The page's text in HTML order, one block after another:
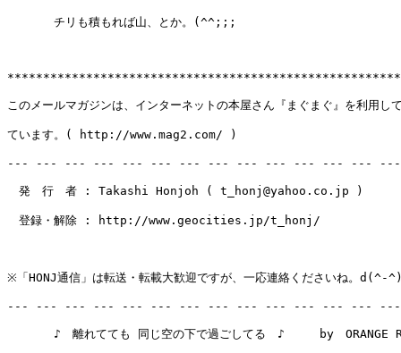
チリも積もれば山、とか。(^^;;;
このメールマガジンは、インターネットの本屋さん『まぐまぐ』を利用し
ています。( http://www.mag2.com/ )
--- --- --- --- --- --- --- --- --- --- --- --- ---
発　行　者 : Takashi Honjoh ( t_honj@yahoo.co.jp )
登録・解除 : http://www.geocities.jp/t_honj/
※「HONJ通信」は転送・転載大歓迎ですが、一応連絡くださいね。d(^-
--- --- --- --- --- --- --- --- --- --- --- --- ---
♪　離れてても 同じ空の下で過ごしてる　♪　　　by　ORANGE